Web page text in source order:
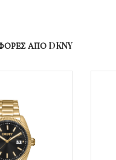
ΑΠΟ DKNY